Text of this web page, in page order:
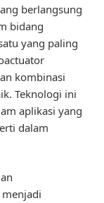
berlangsung
bidang
yang paling
kombinasi
Teknologi ini
aplikasi yang
dalam